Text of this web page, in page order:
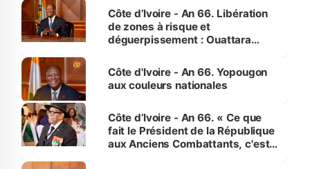
milieu des sinistrés
Côte d’Ivoire - An 66. Libération
de zones à risque et
déguerpissement : Ouattara
l'Etat de droit pour préserver les
vies humaines »
Côte d'Ivoire - An 66. Yopougon
aux couleurs nationales
Côte d’Ivoire - An 66. « Ce que
fait le Président de la République
aux Anciens Combattants, c'est